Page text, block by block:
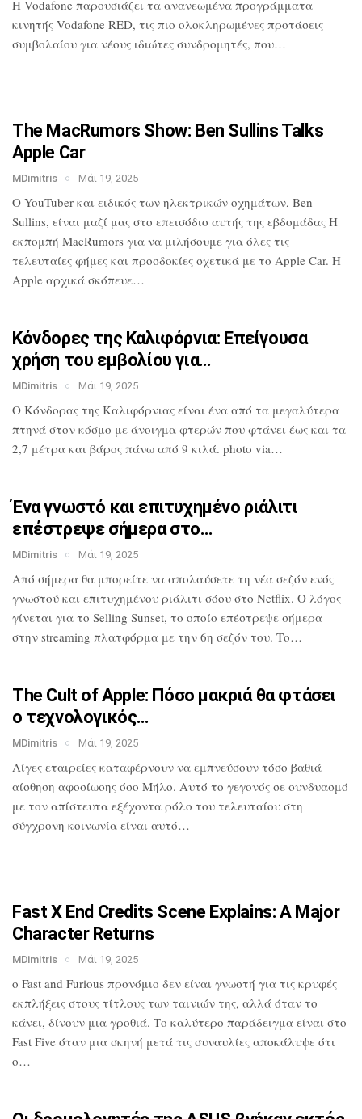
H Vodafone παρουσιάζει τα ανανεωμένα προγράμματα
κινητής Vodafone RED, τις πιο ολοκληρωμένες προτάσεις
συμβολαίου για νέους ιδιώτες συνδρομητές, που…
The MacRumors Show: Ben Sullins Talks
Apple Car
MDimitris Μάι 19, 2025
Ο YouTuber και ειδικός των ηλεκτρικών οχημάτων, Ben
Sullins, είναι μαζί μας στο επεισόδιο αυτής της εβδομάδας Η
εκπομπή MacRumors για να μιλήσουμε για όλες τις
τελευταίες φήμες και προσδοκίες σχετικά με το Apple Car. Η
Apple αρχικά σκόπευε…
Κόνδορες της Καλιφόρνια: Επείγουσα
χρήση του εμβολίου για…
MDimitris Μάι 19, 2025
Ο Κόνδορας της Καλιφόρνιας είναι ένα από τα μεγαλύτερα
πτηνά στον κόσμο με άνοιγμα φτερών που φτάνει έως και τα
2,7 μέτρα και βάρος πάνω από 9 κιλά. photo via…
Ένα γνωστό και επιτυχημένο ριάλιτι
επέστρεψε σήμερα στο…
MDimitris Μάι 19, 2025
Από σήμερα θα μπορείτε να απολαύσετε τη νέα σεζόν ενός
γνωστού και επιτυχημένου ριάλιτι σόου στο Netflix. Ο λόγος
γίνεται για το Selling Sunset, το οποίο επέστρεψε σήμερα
στην streaming πλατφόρμα με την 6η σεζόν του. Το…
The Cult of Apple: Πόσο μακριά θαφτάσει
ο τεχνολογικός…
MDimitris Μάι 19, 2025
Λίγες εταιρείες καταφέρνουν να εμπνεύσουν τόσο βαθιά
αίσθηση αφοσίωσης όσο Μήλο. Αυτό το γεγονός σε συνδυασμό
με τον απίστευτα εξέχοντα ρόλο του τελευταίου στη
σύγχρονη κοινωνία είναι αυτό…
Fast X End Credits Scene Explains: AMajor
Character Returns
MDimitris Μάι 19, 2025
ο Fast and Furious προνόμιο δεν είναι γνωστή για τις κρυφές
εκπλήξεις στους τίτλους των ταινιών της, αλλά όταν το
κάνει, δίνουν μια γροθιά. Το καλύτερο παράδειγμα είναι στο
Fast Five όταν μια σκηνή μετά τις συναυλίες αποκάλυψε ότι
ο…